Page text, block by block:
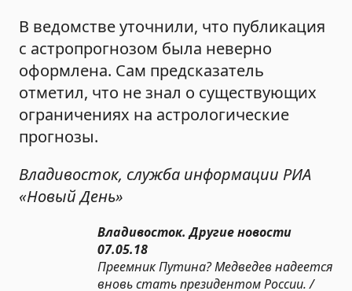
В ведомстве уточнили, что публикация
с астропрогнозом была неверно
оформлена. Сам предсказатель
отметил, что не знал о существующих
ограничениях на астрологические
прогнозы.
Владивосток, служба информации РИА
«Новый День»
Владивосток. Другие новости
07.05.18
Преемник Путина? Медведев надеется
вновь стать президентом России. /